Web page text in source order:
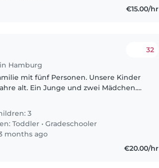
€15.00/hr
Hamburg
32
mit fünf Personen. Unsere Kinder
alt. Ein Junge und zwei Mädchen.
3
Toddler •Gradeschooler
months ago
€20.00/hr